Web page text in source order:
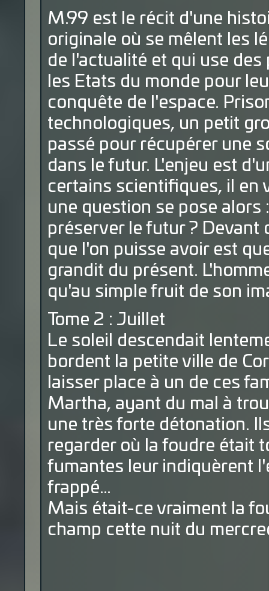
M.99 est le récit d'une
originale où se mêlent les
de l'actualité et qui use
les Etats du monde pour
conquête de l'espace.
technologiques, un petit
passé pour récupérer une
dans le futur. L'enjeu est
certains scientifiques, il en
une question se pose
préserver le futur ? Devant
que l'on puisse avoir est
grandit du présent.
qu'au simple fruit de son
Tome 2 : Juillet
Le soleil descendait
bordent la petite ville de
laisser place à un de ces
Martha, ayant du mal à
une très forte détonation.
regarder où la foudre était
fumantes leur indiquèrent
frappé…
Mais était-ce vraiment la
champ cette nuit du